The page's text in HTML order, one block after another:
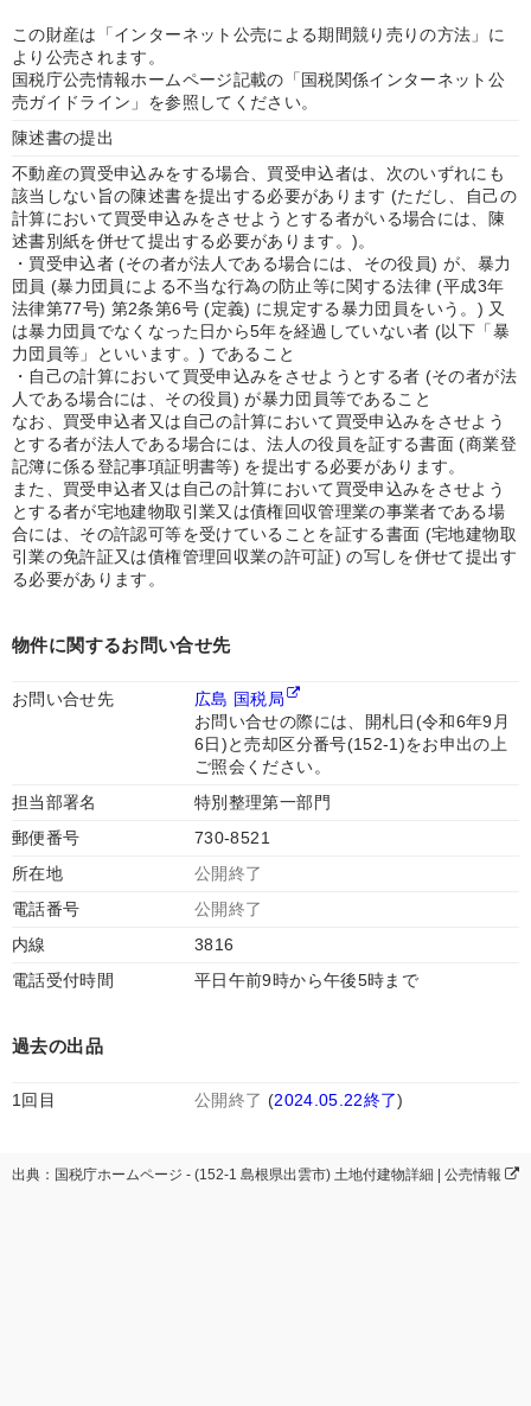
この財産は「インターネット公売による期間競り売りの方法」に
より公売されます。
国税庁公売情報ホームページ記載の「国税関係インターネット公
売ガイドライン」を参照してください。
陳述書の提出
不動産の買受申込みをする場合、買受申込者は、次のいずれにも
該当しない旨の陳述書を提出する必要があります (ただし、自己の
計算において買受申込みをさせようとする者がいる場合には、陳
述書別紙を併せて提出する必要があります。)。
・買受申込者 (その者が法人である場合には、その役員) が、暴力
団員 (暴力団員による不当な行為の防止等に関する法律 (平成3年
法律第77号) 第2条第6号 (定義) に規定する暴力団員をいう。) 又
は暴力団員でなくなった日から5年を経過していない者 (以下「暴
力団員等」といいます。) であること
・自己の計算において買受申込みをさせようとする者 (その者が法
人である場合には、その役員) が暴力団員等であること
なお、買受申込者又は自己の計算において買受申込みをさせよう
とする者が法人である場合には、法人の役員を証する書面 (商業登
記簿に係る登記事項証明書等) を提出する必要があります。
また、買受申込者又は自己の計算において買受申込みをさせよう
とする者が宅地建物取引業又は債権回収管理業の事業者である場
合には、その許認可等を受けていることを証する書面 (宅地建物取
引業の免許証又は債権管理回収業の許可証) の写しを併せて提出す
る必要があります。
物件に関するお問い合せ先
お問い合せ先
広島 国税局
お問い合せの際には、開札日(令和6年9月
6日)と売却区分番号(152-1)をお申出の上
ご照会ください。
担当部署名
特別整理第一部門
郵便番号
730-8521
所在地
公開終了
電話番号
公開終了
内線
3816
電話受付時間
平日午前9時から午後5時まで
過去の出品
1回目 公開終了 (2024.05.22終了)
出典：国税庁ホームページ - (152-1 島根県出雲市) 土地付建物詳細 | 公売情報